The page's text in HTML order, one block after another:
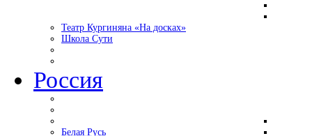
Театр Кургиняна «На досках»
Школа Сути
Россия
Белая Русь